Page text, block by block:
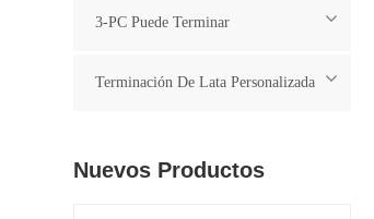
3-PC Puede Terminar
Terminación De Lata Personalizada
Nuevos Productos